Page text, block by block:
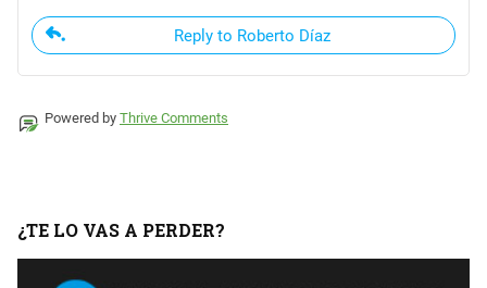
Reply to Roberto Díaz
Powered by Thrive Comments
¿TE LO VAS A PERDER?